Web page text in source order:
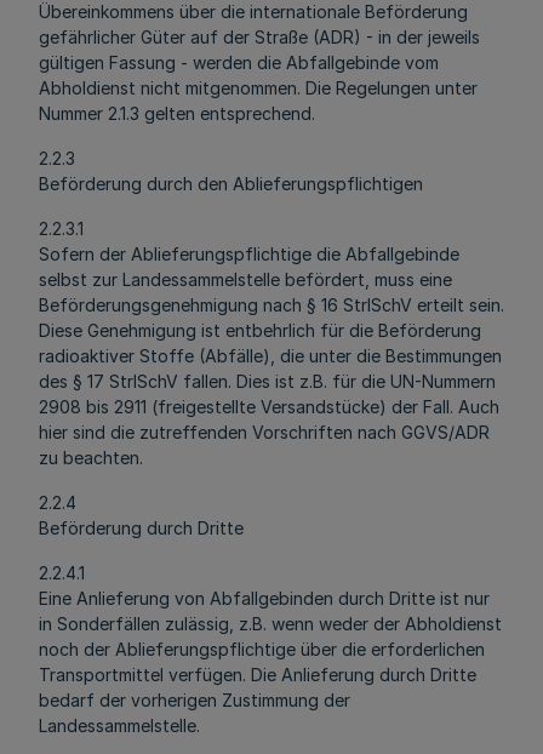
Übereinkommens über die internationale Beförderung
gefährlicher Güter auf der Straße (ADR) - in der jeweils
gültigen Fassung - werden die Abfallgebinde vom
Abholdienst nicht mitgenommen. Die Regelungen unter
Nummer 2.1.3 gelten entsprechend.
2.2.3
Beförderung durch den Ablieferungspflichtigen
2.2.3.1
Sofern der Ablieferungspflichtige die Abfallgebinde
selbst zur Landessammelstelle befördert, muss eine
Beförderungsgenehmigung nach § 16 StrlSchV erteilt sein.
Diese Genehmigung ist entbehrlich für die Beförderung
radioaktiver Stoffe (Abfälle), die unter die Bestimmungen
des § 17 StrlSchV fallen. Dies ist z.B. für die UN-Nummern
2908 bis 2911 (freigestellte Versandstücke) der Fall. Auch
hier sind die zutreffenden Vorschriften nach GGVS/ADR
zu beachten.
2.2.4
Beförderung durch Dritte
2.2.4.1
Eine Anlieferung von Abfallgebinden durch Dritte ist nur
in Sonderfällen zulässig, z.B. wenn weder der Abholdienst
noch der Ablieferungspflichtige über die erforderlichen
Transportmittel verfügen. Die Anlieferung durch Dritte
bedarf der vorherigen Zustimmung der
Landessammelstelle.